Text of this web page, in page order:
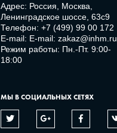
Адрес: Россия, Москва,
Ленинградское шоссе, 63с9
Телефон: +7 (499) 99 00 172
E-mail: E-mail: zakaz@inhm.ru
Режим работы: Пн.-Пт. 9:00-
18:00
МЫ В СОЦИАЛЬНЫХ СЕТЯХ